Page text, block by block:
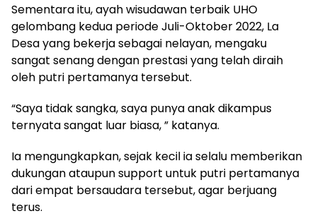
Sementara itu, ayah wisudawan terbaik UHO
gelombang kedua periode Juli-Oktober 2022, La
Desa yang bekerja sebagai nelayan, mengaku
sangat senang dengan prestasi yang telah diraih
oleh putri pertamanya tersebut.
“Saya tidak sangka, saya punya anak dikampus
ternyata sangat luar biasa, ” katanya.
Ia mengungkapkan, sejak kecil ia selalu memberikan
dukungan ataupun support untuk putri pertamanya
dari empat bersaudara tersebut, agar berjuang
terus.